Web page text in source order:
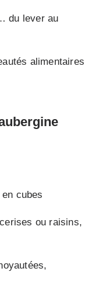
du lever au
alimentaires
cubes
ou raisins,